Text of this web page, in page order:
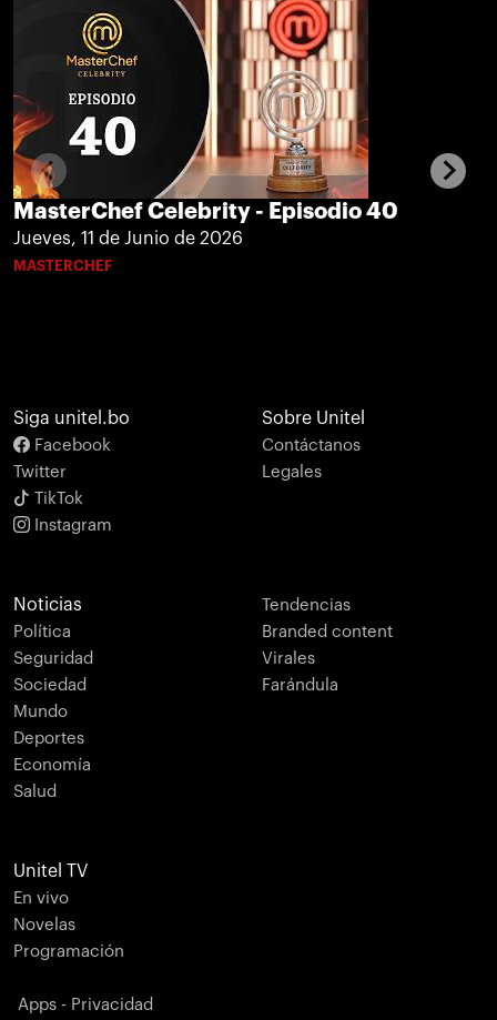
MasterChef Celebrity - Episodio 40
Jueves, 11 de Junio de 2026
MASTERCHEF
Siga unitel.bo
Facebook
Twitter
TikTok
Instagram
Sobre Unitel
Contáctanos
Legales
Noticias
Política
Seguridad
Sociedad
Mundo
Deportes
Economía
Salud
Tendencias
Branded content
Virales
Farándula
Unitel TV
En vivo
Novelas
Programación
Apps - Privacidad